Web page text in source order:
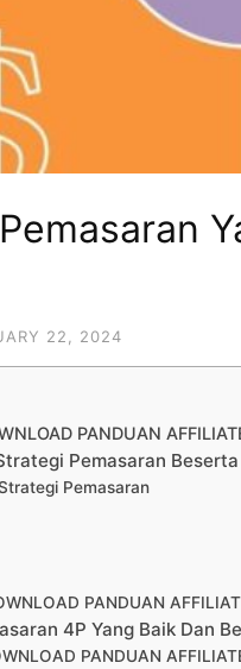
22, 2024
PANDUAN
Pemasaran
Pemasaran
PANDUAN
4P Yang Baik Dan
PANDUAN